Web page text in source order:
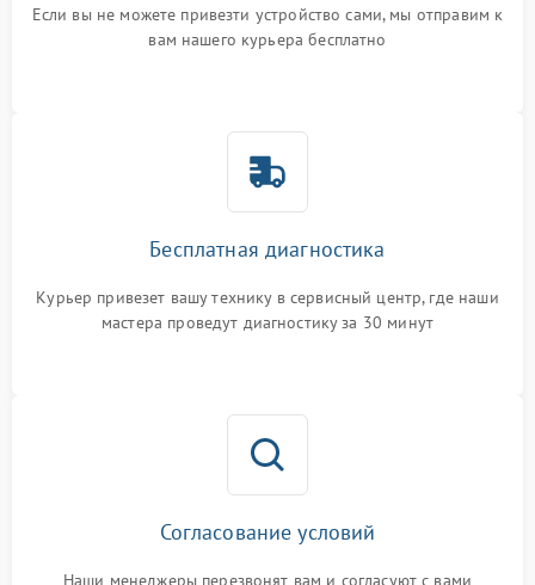
Если вы не можете привезти устройство сами, мы отправим к
вам нашего курьера бесплатно
Бесплатная диагностика
Курьер привезет вашу технику в сервисный центр, где наши
мастера проведут диагностику за 30 минут
Согласование условий
Наши менеджеры перезвонят вам и согласуют с вами